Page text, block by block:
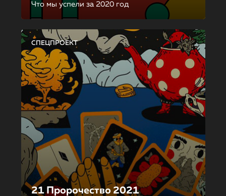
Что мы успели за 2020 год
СПЕЦПРОЕКТ
21 Пророчество 2021